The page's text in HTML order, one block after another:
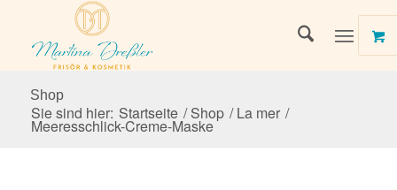
Shop
Sie sind hier: Startseite / Shop / La mer /
Meeresschlick-Creme-Maske